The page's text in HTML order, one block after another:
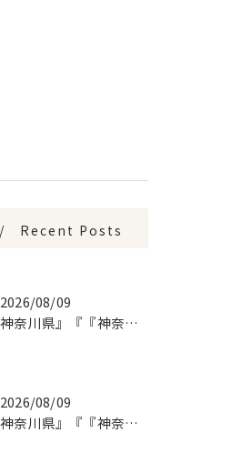
Recent Posts
2026/08/09
『神奈川県』『『神奈川県』『綾瀬市』『海老名市』『美容室』
2026/08/09
『神奈川県』『『神奈川県』『綾瀬市』『海老名市』『美容室』